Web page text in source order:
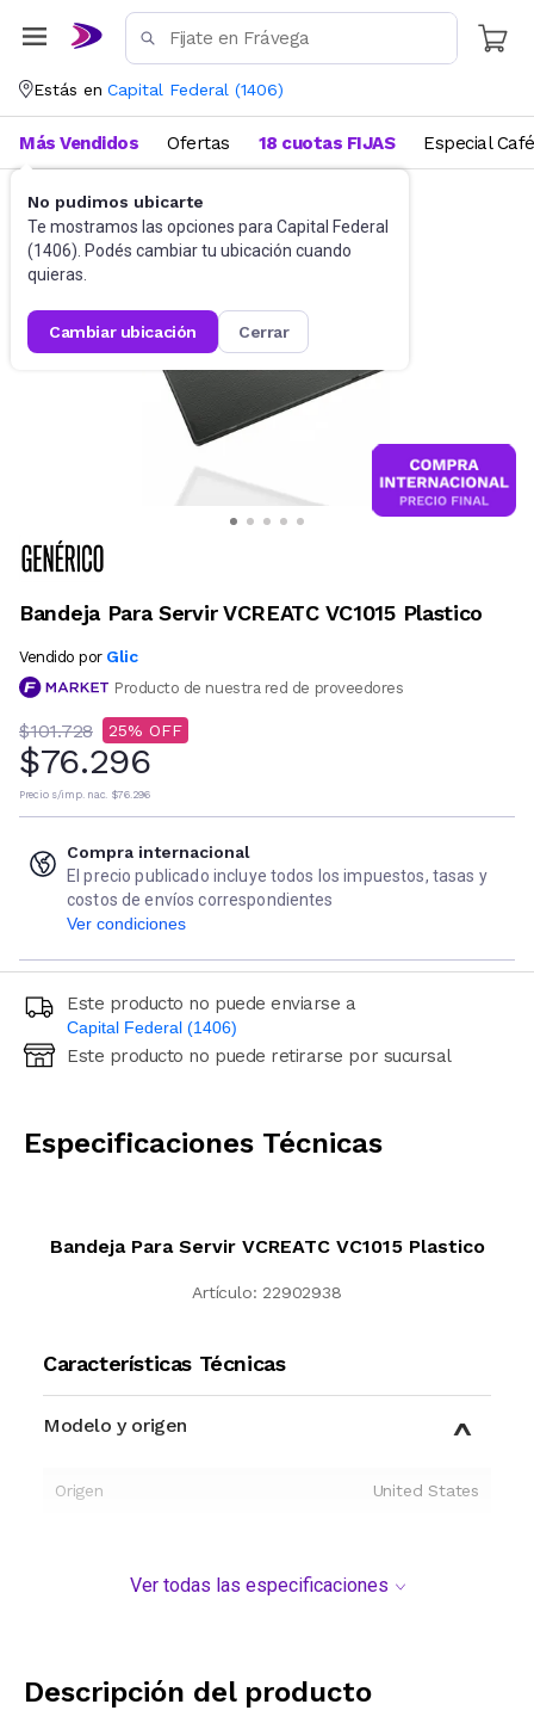
Estás en Capital Federal (1406)
No pudimos ubicarte
Te mostramos las opciones para Capital Federal
(1406). Podés cambiar tu ubicación cuando
quieras.
cambiar ubicación cerrar
Más Vendidos Ofertas 18 cuotas FIJAS Especial Café
Utensilios de cocina
Bandeja Para Servir VCREATC VC1015 Plastico
Vendido por Glic
Producto de nuestra red de proveedores
$101.728 25
$76.296
Precio s/imp. nac. $76.296
Compra internacional
El precio publicado incluye todos los impuestos, tasas y
costos de envíos correspondientes
Ver condiciones
Este producto no puede enviarse a
Capital Federal (1406)
Ingresá código postal (sólo números)
Este producto no puede retirarse por sucursal
Especificaciones Técnicas
Bandeja Para Servir VCREATC VC1015 Plastico
Artículo: 22902938
Características Técnicas
Modelo y origen
Origen United States
Ver todas las especificaciones
Descripción del producto